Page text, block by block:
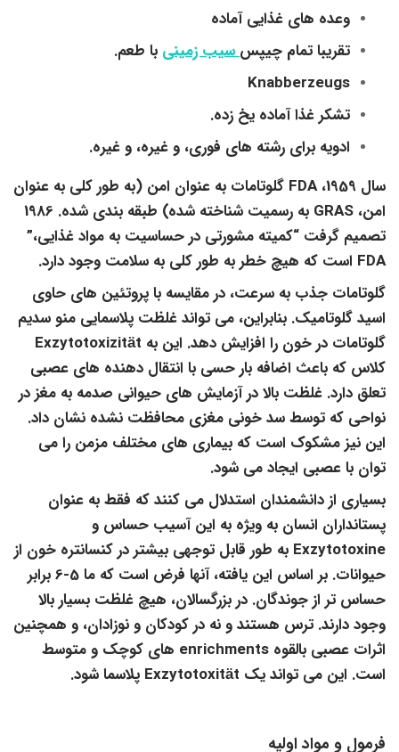
وعده های غذایی آماده
تقریبا تمام چیپسسیب زمینی با طعم.
Knabberzeugs
تشکر غذا آماده یخ زده.
ادویه برای رشته های فوری، و غیره، و غیره.
سال 1959، FDA گلوتامات به عنوان امن (به طور کلی به عنوان
امن، GRAS به رسمیت شناخته شده) طبقه بندی شده. 1986
تصمیم گرفت “کمیته مشورتی در حساسیت به مواد غذایی،”
FDA است که هیچ خطر به طور کلی به سلامت وجود دارد.
گلوتامات جذب به سرعت، در مقایسه با پروتئین های حاوی
اسید گلوتامیک. بنابراین، می تواند غلظت پلاسمایی منو سدیم
گلوتامات در خون را افزایش دهد. این به Exzytotoxizität
کلاس که باعث اضافه بار حسی با انتقال دهنده های عصبی
تعلق دارد. غلظت بالا در آزمایش های حیوانی صدمه به مغز در
نواحی که توسط سد خونی مغزی محافظت نشده نشان داد.
این نیز مشکوک است که بیماری های مختلف مزمن را می
توان با عصبی ایجاد می شود.
بسیاری از دانشمندان استدلال می کنند که فقط به عنوان
پستانداران انسان به ویژه به این آسیب حساس و
Exzytotoxine به طور قابل توجهی بیشتر در کنسانتره خون از
حیوانات. بر اساس این یافته، آنها فرض است که ما 5-6 برابر
حساس تر از جوندگان. در بزرگسالان، هیچ غلظت بسیار بالا
وجود دارند. ترس هستند و نه در کودکان و نوزادان، و همچنین
اثرات عصبی بالقوه enrichments های کوچک و متوسط ​​
است. این می تواند یک Exzytotoxität پلاسما شود.
فرمول و مواد اولیه